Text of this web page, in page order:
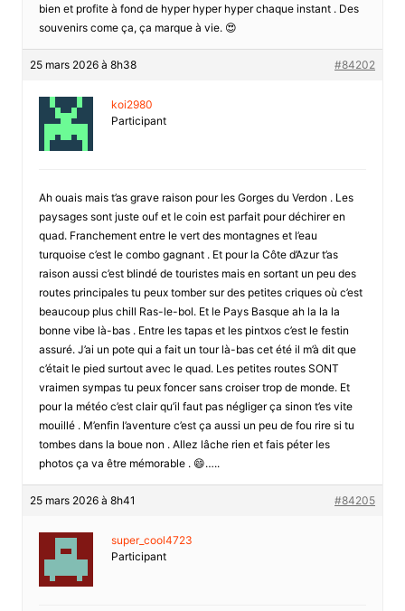
bien et profite à fond de hyper hyper hyper chaque instant . Des
souvenirs come ça, ça marque à vie. 😍
25 mars 2026 à 8h38 #84202
koi2980
Participant
Ah ouais mais t’as grave raison pour les Gorges du Verdon . Les
paysages sont juste ouf et le coin est parfait pour déchirer en
quad. Franchement entre le vert des montagnes et l’eau
turquoise c’est le combo gagnant . Et pour la Côte d’Azur t’as
raison aussi c’est blindé de touristes mais en sortant un peu des
routes principales tu peux tomber sur des petites criques où c’est
beaucoup plus chill Ras-le-bol. Et le Pays Basque ah la la la
bonne vibe là-bas . Entre les tapas et les pintxos c’est le festin
assuré. J’ai un pote qui a fait un tour là-bas cet été il m’à dit que
c’était le pied surtout avec le quad. Les petites routes SONT
vraimen sympas tu peux foncer sans croiser trop de monde. Et
pour la météo c’est clair qu’il faut pas négliger ça sinon t’es vite
mouillé . M’enfin l’aventure c’est ça aussi un peu de fou rire si tu
tombes dans la boue non . Allez lâche rien et fais péter les
photos ça va être mémorable . 😄…..
25 mars 2026 à 8h41 #84205
super_cool4723
Participant